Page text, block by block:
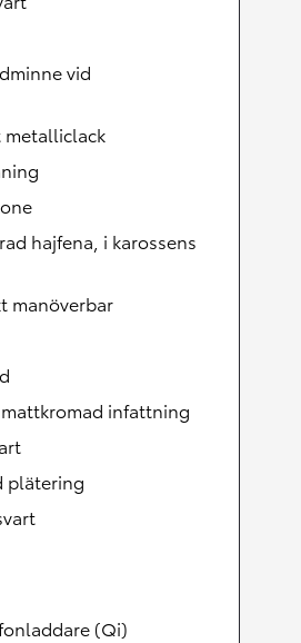
vid
hajfena, i karossens
manöverbar
infattning
plätering
(Qi)